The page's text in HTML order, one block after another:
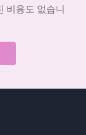
비용도 없습니